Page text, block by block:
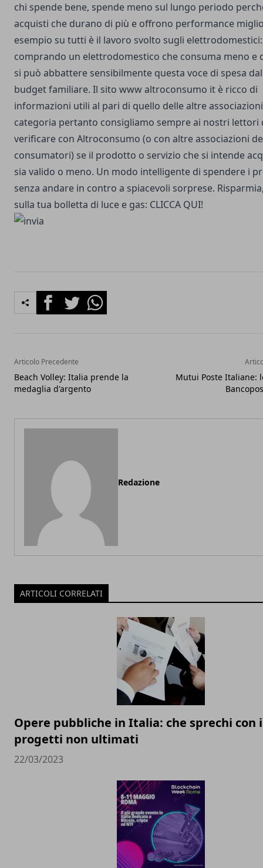
chi spende bene, spende meno sul lungo periodo
acquisti che durano di più e offrono performance
esempio su tutti è il lavoro svolto sugli elettrodomestici:
comprando un elettrodomestico che consuma meno e
si può abbattere sensibilmente questa voce di spesa
budget familiare. Il sito www altroconsumo it è ricco di
informazioni utili al pari di quello delle altre
categoria pertanto consigliamo sempre ai nostri lettori
verificare con Altroconsumo (o con altre associazioni
consumatori) se il prodotto o servizio che si intende
sia valido o meno. Un modo intelligente di spendere i
senza andare in contro a spiacevoli sorprese.
sulla tua bolletta di luce e gas: CLICCA QUI!
FacebookTwitterWhatsapp
Articolo Precedente
Beach Volley: Italia prende la
medaglia d'argento
Mutui Poste Italiane:
Redazione
ARTICOLI CORRELATI
Opere pubbliche in Italia: che sprechi con i
progetti non ultimati
22/03/2023